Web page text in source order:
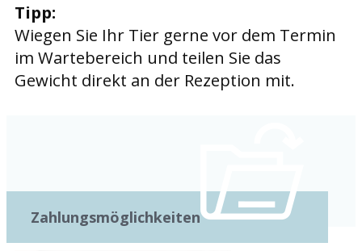
Tipp:
Wiegen Sie Ihr Tier gerne vor dem Termin
im Wartebereich und teilen Sie das
Gewicht direkt an der Rezeption mit.
Zahlungsmöglichkeiten